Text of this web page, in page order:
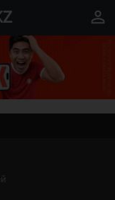
perm_identity